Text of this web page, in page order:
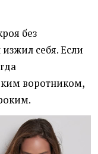
без
себя. Если
воротником,